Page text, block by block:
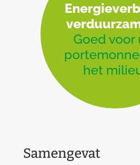
Goed voor
het
Samengevat